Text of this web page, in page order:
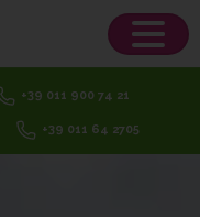
+39 011 900 74 21
+39 011 64 2705